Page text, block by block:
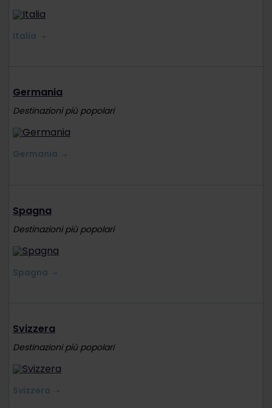
Italia
Germania
Destinazioni più popolari
Germania
Spagna
Destinazioni più popolari
Spagna
Svizzera
Destinazioni più popolari
Svizzera